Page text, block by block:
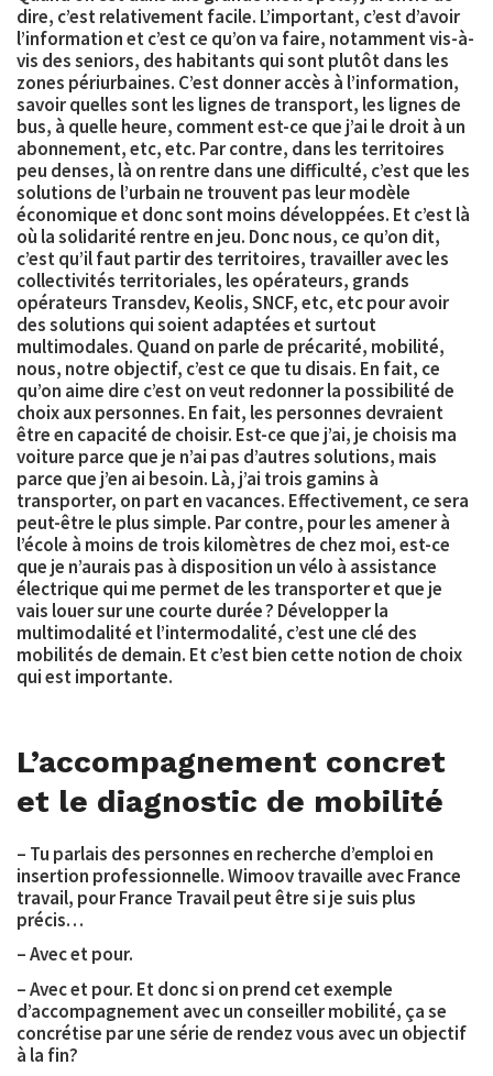
dire, c’est relativement facile. L’important, c’est d’avoir
l’information et c’est ce qu’on va faire, notamment vis-à-
vis des seniors, des habitants qui sont plutôt dans les
zones périurbaines. C’est donner accès à l’information,
savoir quelles sont les lignes de transport, les lignes de
bus, à quelle heure, comment est-ce que j’ai le droit à un
abonnement, etc, etc. Par contre, dans les territoires
peu denses, là on rentre dans une difficulté, c’est que les
solutions de l’urbain ne trouvent pas leur modèle
économique et donc sont moins développées. Et c’est là
où la solidarité rentre en jeu. Donc nous, ce qu’on dit,
c’est qu’il faut partir des territoires, travailler avec les
collectivités territoriales, les opérateurs, grands
opérateurs Transdev, Keolis, SNCF, etc, etc pour avoir
des solutions qui soient adaptées et surtout
multimodales. Quand on parle de précarité, mobilité,
nous, notre objectif, c’est ce que tu disais. En fait, ce
qu’on aime dire c’est on veut redonner la possibilité de
choixaux personnes. En fait, les personnes devraient
être en capacité de choisir. Est-ce que j’ai, je choisis ma
voiture parce que je n’ai pas d’autres solutions, mais
parce que j’en ai besoin. Là, j’ai trois gamins à
transporter, on part en vacances. Effectivement, ce sera
peut-être le plus simple. Par contre, pour les amener à
l’école à moins de trois kilomètres de chez moi, est-ce
que je n’aurais pas à disposition unvélo à assistance
électrique qui me permet de les transporter et que je
vais louer sur une courte durée ? Développer la
multimodalité et l’intermodalité, c’est une clé des
mobilités de demain. Et c’est bien cette notion de choix
qui est importante.
L’accompagnement concret
et le diagnostic de mobilité
– Tu parlais des personnes en recherche d’emploi en
insertion professionnelle. Wimoov travaille avecFrance
travail, pour France Travail peut être si je suis plus
précis…
– Avec et pour.
– Avec et pour. Et donc si on prend cet exemple
d’accompagnement avec un conseiller mobilité, ça se
concrétise par une série de rendez vous avec un objectif
à la fin?